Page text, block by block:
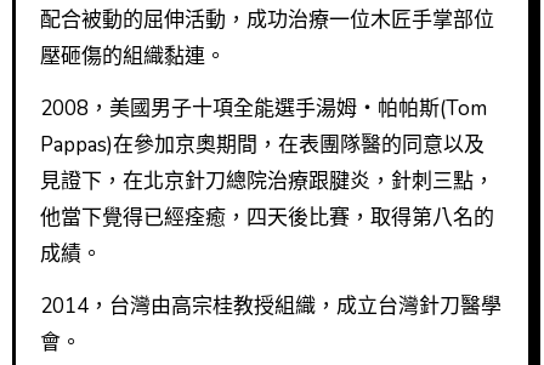
配合被動的屈伸活動，成功治療一位木匠手掌部位
壓砸傷的組織黏連。
2008，美國男子十項全能選手湯姆・帕帕斯(Tom
Pappas)在參加京奧期間，在表團隊醫的同意以及
見證下，在北京針刀總院治療跟腱炎，針刺三點，
他當下覺得已經痊癒，四天後比賽，取得第八名的
成績。
2014，台灣由高宗桂教授組織，成立台灣針刀醫學
會。